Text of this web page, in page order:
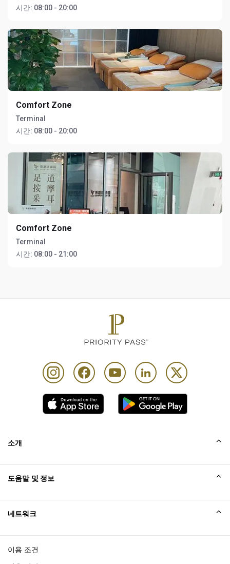
시간: 08:00 - 20:00
Comfort Zone
Terminal
시간: 08:00 - 20:00
Comfort Zone
Terminal
시간: 08:00 - 21:00
소개
Excellence Awards
블로그
도움말 및 정보
네트워크
이용 조건